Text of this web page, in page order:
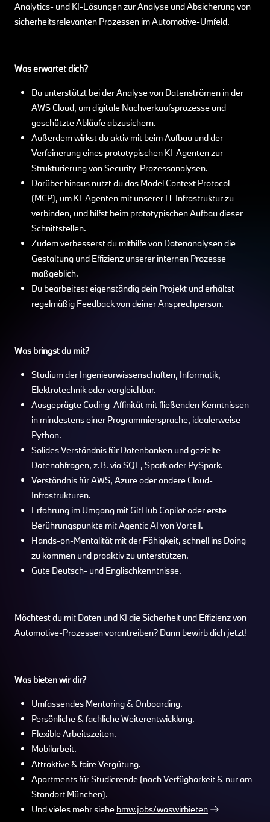
Analytics- und KI-Lösungen zur Analyse und Absicherung von
sicherheitsrelevanten Prozessen im Automotive-Umfeld.
Was erwartet dich?
Du unterstützt bei der Analyse von Datenströmen in der
AWS Cloud, um digitale Nachverkaufsprozesse und
geschützte Abläufe abzusichern.
Außerdem wirkst du aktiv mit beim Aufbau und der
Verfeinerung eines prototypischen KI-Agenten zur
Strukturierung von Security-Prozessanalysen.
Darüber hinaus nutzt du das Model Context Protocol
(MCP), um KI-Agenten mit unserer IT-Infrastruktur zu
verbinden, und hilfst beim prototypischen Aufbau dieser
Schnittstellen.
Zudem verbesserst du mithilfe von Datenanalysen die
Gestaltung und Effizienz unserer internen Prozesse
maßgeblich.
Du bearbeitest eigenständig dein Projekt und erhältst
regelmäßig Feedback von deiner Ansprechperson.
Was bringst du mit?
Studium der Ingenieurwissenschaften, Informatik,
Elektrotechnik oder vergleichbar.
Ausgeprägte Coding-Affinität mit fließenden Kenntnissen
in mindestens einer Programmiersprache, idealerweise
Python.
Solides Verständnis für Datenbanken und gezielte
Datenabfragen, z.B. via SQL, Spark oder PySpark.
Verständnis für AWS, Azure oder andere Cloud-
Infrastrukturen.
Erfahrung im Umgang mit GitHub Copilot oder erste
Berührungspunkte mit Agentic AI von Vorteil.
Hands-on-Mentalität mit der Fähigkeit, schnell ins Doing
zu kommen und proaktiv zu unterstützen.
Gute Deutsch- und Englischkenntnisse.
Möchtest du mit Daten und KI die Sicherheit und Effizienz von
Automotive-Prozessen vorantreiben? Dann bewirb dich jetzt!
Was bieten wir dir?
Umfassendes Mentoring & Onboarding.
Persönliche & fachliche Weiterentwicklung.
Flexible Arbeitszeiten.
Mobilarbeit.
Attraktive & faire Vergütung.
Apartments für Studierende (nach Verfügbarkeit & nur am
Standort München).
Und vieles mehr siehe bmw.jobs/waswirbieten